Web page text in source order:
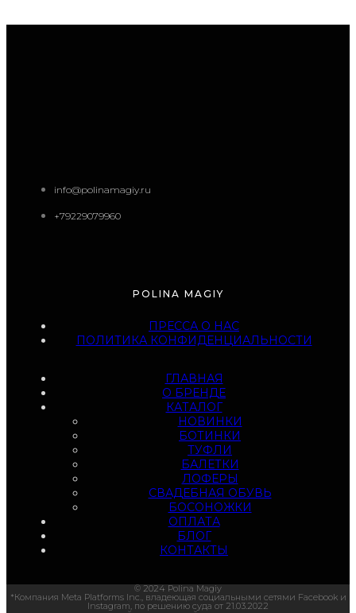
info@polinamagiy.ru
+79229079960
POLINA MAGIY
ПРЕССА О НАС
ПОЛИТИКА КОНФИДЕНЦИАЛЬНОСТИ
ГЛАВНАЯ
О БРЕНДЕ
КАТАЛОГ
НОВИНКИ
БОТИНКИ
ТУФЛИ
БАЛЕТКИ
ЛОФЕРЫ
СВАДЕБНАЯ ОБУВЬ
БОСОНОЖКИ
ОПЛАТА
БЛОГ
КОНТАКТЫ
© 2024 Polina Magiy
*Компания Meta Platforms Inc., владеющая социальными сетями Facebook и
Instagram, по решению суда от 21.03.2022